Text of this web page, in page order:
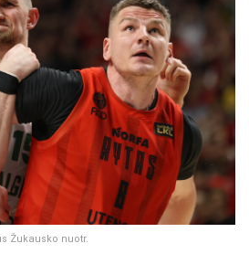
Žukausko nuotr.